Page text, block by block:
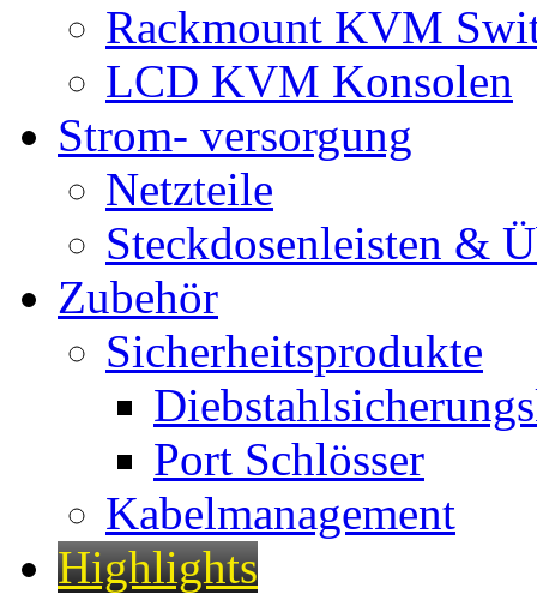
Rackmount KVM
LCD KVM Konsolen
Strom- versorgung
Netzteile
Steckdosenleisten &
Zubehör
Sicherheitsprodukte
Port Schlösser
Kabelmanagement
Highlights